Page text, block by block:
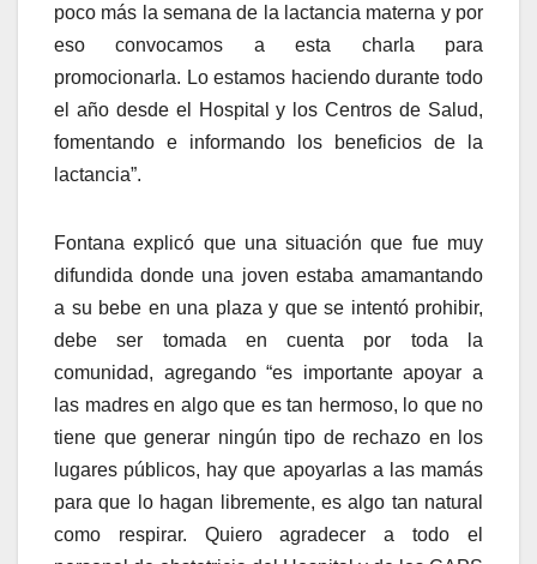
poco más la semana de la lactancia materna y por
eso convocamos a esta charla para
promocionarla. Lo estamos haciendo durante todo
el año desde el Hospital y los Centros de Salud,
fomentando e informando los beneficios de la
lactancia”.
Fontana explicó que una situación que fue muy
difundida donde una joven estaba amamantando
a su bebe en una plaza y que se intentó prohibir,
debe ser tomada en cuenta por toda la
comunidad, agregando “es importante apoyar a
las madres en algo que es tan hermoso, lo que no
tiene que generar ningún tipo de rechazo en los
lugares públicos, hay que apoyarlas a las mamás
para que lo hagan libremente, es algo tan natural
como respirar. Quiero agradecer a todo el